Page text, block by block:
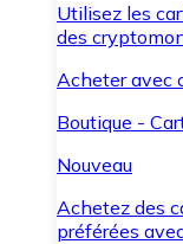
Utilisez les
des
Acheter avec
Boutique -
Nouveau
Achetez des
préférées